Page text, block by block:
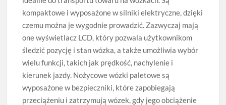
kompaktowe i wyposażone w silniki elektryczne, dzięki
czemu można je wygodnie prowadzić. Zazwyczaj mają
one wyświetlacz LCD, który pozwala użytkownikom
śledzić pozycję i stan wózka, a także umożliwia wybór
wielu funkcji, takich jak prędkość, nachylenie i
kierunek jazdy. Nożycowe wózki paletowe są
wyposażone w bezpieczniki, które zapobiegają
przeciążeniu i zatrzymują wózek, gdy jego obciążenie